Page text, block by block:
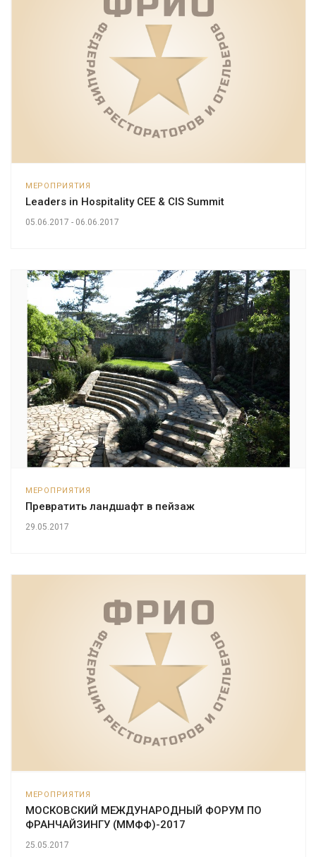
МЕРОПРИЯТИЯ
Leaders in Hospitality CEE & CIS Summit
05.06.2017 - 06.06.2017
МЕРОПРИЯТИЯ
Превратить ландшафт в пейзаж
29.05.2017
МЕРОПРИЯТИЯ
МОСКОВСКИЙ МЕЖДУНАРОДНЫЙ ФОРУМ ПО
ФРАНЧАЙЗИНГУ (ММФФ)-2017
25.05.2017